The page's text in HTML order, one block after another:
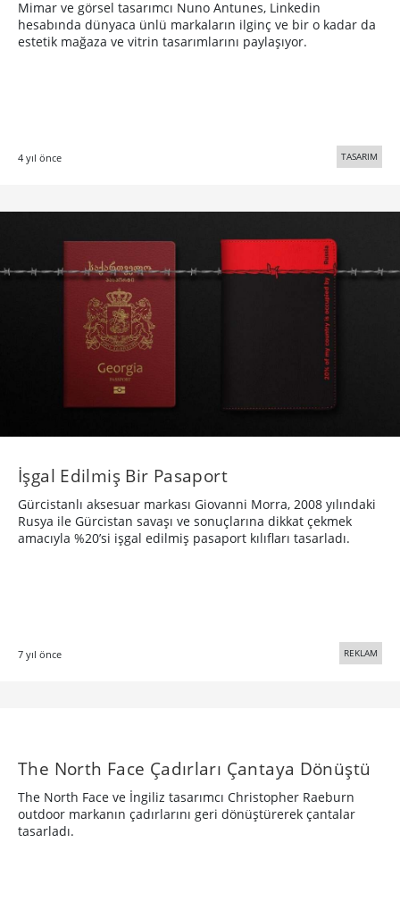
Mimar ve görsel tasarımcı Nuno Antunes, Linkedin
hesabında dünyaca ünlü markaların ilginç ve bir o kadar da
estetik mağaza ve vitrin tasarımlarını paylaşıyor.
4 yıl önce TASARIM
İşgal Edilmiş Bir Pasaport
Gürcistanlı aksesuar markası Giovanni Morra, 2008 yılındaki
Rusya ile Gürcistan savaşı ve sonuçlarına dikkat çekmek
amacıyla %20’si işgal edilmiş pasaport kılıfları tasarladı.
7 yıl önce REKLAM
The North Face Çadırları Çantaya Dönüştü
The North Face ve İngiliz tasarımcı Christopher Raeburn
outdoor markanın çadırlarını geri dönüştürerek çantalar
tasarladı.